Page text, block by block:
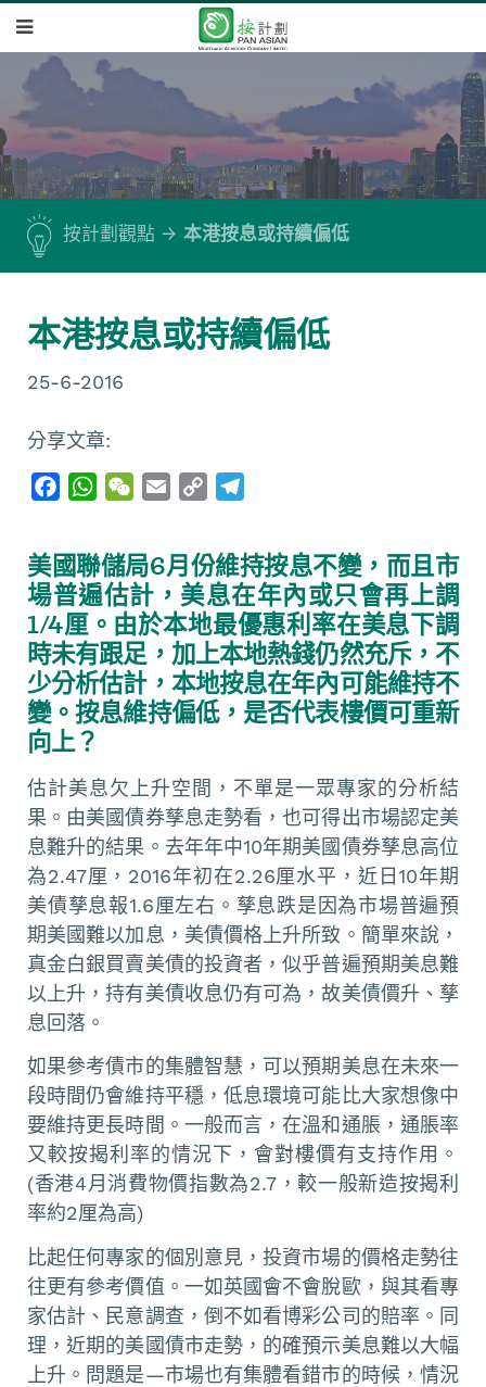
按計劃觀點 本港按息或持續偏低
本港按息或持續偏低
25-6-2016
分享文章:
e
b
o
o
k
W
t
s
A
p
p
W
h
a
t
i
l
y
L
i
n
k
e
g
r
a
m
美國聯儲局6月份維持按息不變，而且市
場普遍估計，美息在年內或只會再上調
1/4厘。由於本地最優惠利率在美息下調
時未有跟足，加上本地熱錢仍然充斥，不
少分析估計，本地按息在年內可能維持不
變。按息維持偏低，是否代表樓價可重新
向上？
估計美息欠上升空間，不單是一眾專家的分析結
果。由美國債券孳息走勢看，也可得出市場認定美
息難升的結果。去年年中10年期美國債券孳息高位
為2.47厘，2016年初在2.26厘水平，近日10年期
美債孳息報1.6厘左右。孳息跌是因為市場普遍預
期美國難以加息，美債價格上升所致。簡單來說，
真金白銀買賣美債的投資者，似乎普遍預期美息難
以上升，持有美債收息仍有可為，故美債價升、孳
息回落。
如果參考債市的集體智慧，可以預期美息在未來一
段時間仍會維持平穩，低息環境可能比大家想像中
要維持更長時間。一般而言，在溫和通脹，通脹率
又較按揭利率的情況下，會對樓價有支持作用。
(香港4月消費物價指數為2.7，較一般新造按揭利
率約2厘為高)
比起任何專家的個別意見，投資市場的價格走勢往
往更有參考價值。一如英國會不會脫歐，與其看專
家估計、民意調查，倒不如看博彩公司的賠率。同
理，近期的美國債市走勢，的確預示美息難以大幅
上升。問題是—市場也有集體看錯市的時候，情況